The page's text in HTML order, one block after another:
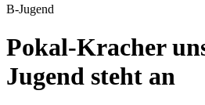
B-Jugend
Pokal-Kracher
Jugend steht an